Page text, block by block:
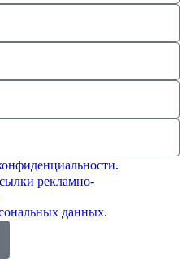
.
рекламно-
данных.